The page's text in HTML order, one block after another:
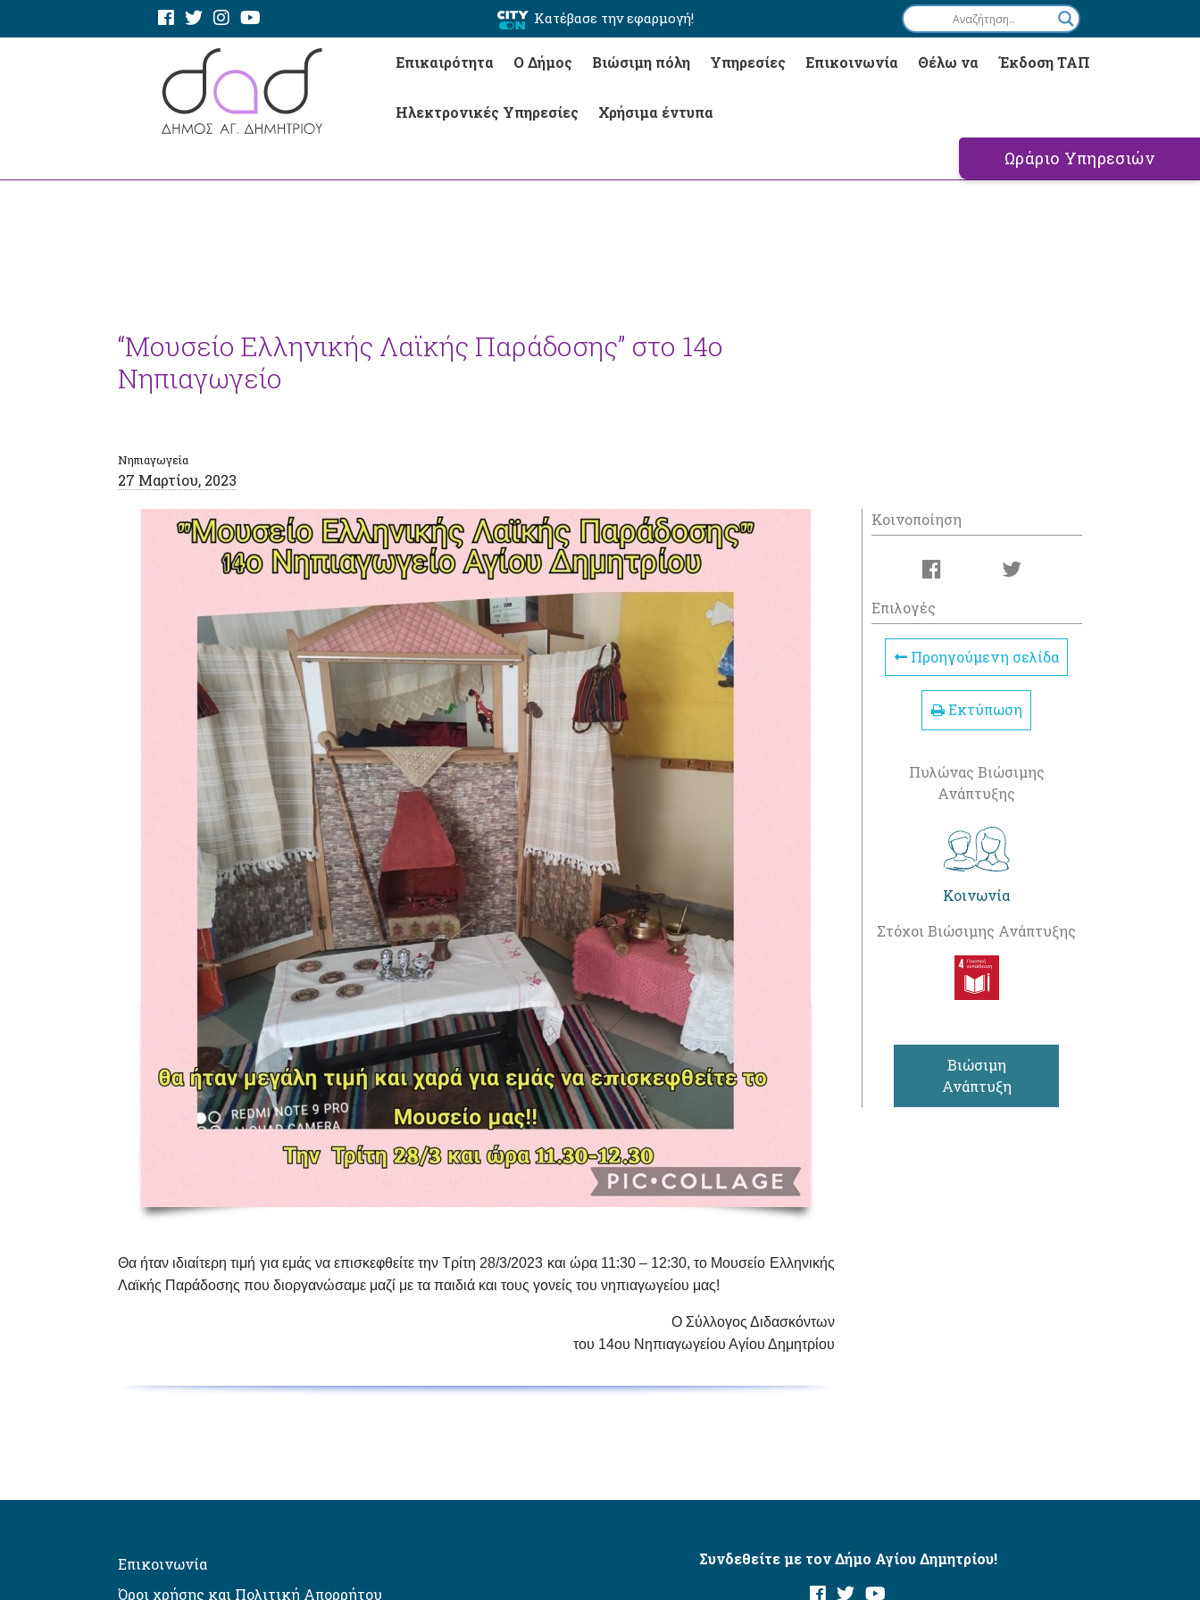
Κατέβασε την εφαρμογή!
Επικαιρότητα Ο Δήμος Βιώσιμη πόλη Υπηρεσίες Επικοινωνία Θέλω να Έκδοση ΤΑΠ
Ηλεκτρονικές Υπηρεσίες Χρήσιμα έντυπα
Ωράριο Υπηρεσιών
“Μουσείο Ελληνικής Λαϊκής Παράδοσης” στο 14ο
Νηπιαγωγείο
Νηπιαγωγεία
27 Μαρτίου, 2023
Θα ήταν ιδιαίτερη τιμή για εμάς να επισκεφθείτε τηνΤρίτη 28/3/2023 και ώρα 11:30 – 12:30, το Μουσείο Ελληνικής
Λαϊκής Παράδοσης που διοργανώσαμε μαζί με τα παιδιά και τους γονείς του νηπιαγωγείου μας!
Ο Σύλλογος Διδασκόντων
του 14ου Νηπιαγωγείου Αγίου Δημητρίου
Κοινοποίηση
Επιλογές
Προηγούμενη σελίδα
Εκτύπωση
Πυλώνας Βιώσιμης
Ανάπτυξης
Κοινωνία
Στόχοι Βιώσιμης Ανάπτυξης
Βιώσιμη
Ανάπτυξη
Επικοινωνία
Όροι χρήσης και Πολιτική Απορρήτου
Συνδεθείτε με τον Δήμο Αγίου Δημητρίου!